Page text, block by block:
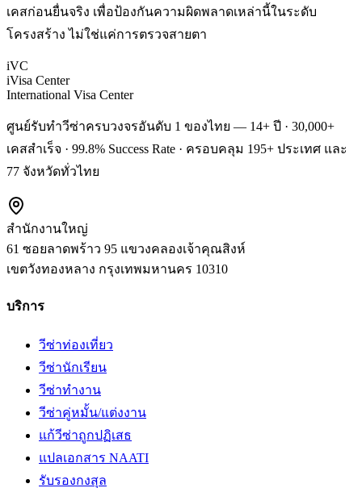
เคสก่อนยื่นจริง เพื่อป้องกันความผิดพลาดเหล่านี้ในระดับ
โครงสร้าง ไม่ใช่แค่การตรวจสายตา
iVC
iVisa Center
International Visa Center
ศูนย์รับทำวีซ่าครบวงจรอันดับ 1 ของไทย — 14+ ปี · 30,000+
เคสสำเร็จ · 99.8% Success Rate · ครอบคลุม 195+ ประเทศ และ
77 จังหวัดทั่วไทย
สำนักงานใหญ่
61 ซอยลาดพร้าว 95 แขวงคลองเจ้าคุณสิงห์
เขตวังทองหลาง กรุงเทพมหานคร 10310
บริการ
วีซ่าท่องเที่ยว
วีซ่านักเรียน
วีซ่าทำงาน
วีซ่าคู่หมั้น/แต่งงาน
แก้วีซ่าถูกปฏิเสธ
แปลเอกสาร NAATI
รับรองกงสุล